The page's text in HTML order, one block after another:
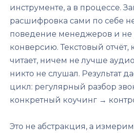
инструменте, а в процессе.
расшифровка сами по себе
поведение менеджеров и не
конверсию. Текстовый отчёт,
читает, ничем не лучше
никто не слушал. Результат
цикл: регулярный разбор
конкретный коучинг →
Это не абстракция, а